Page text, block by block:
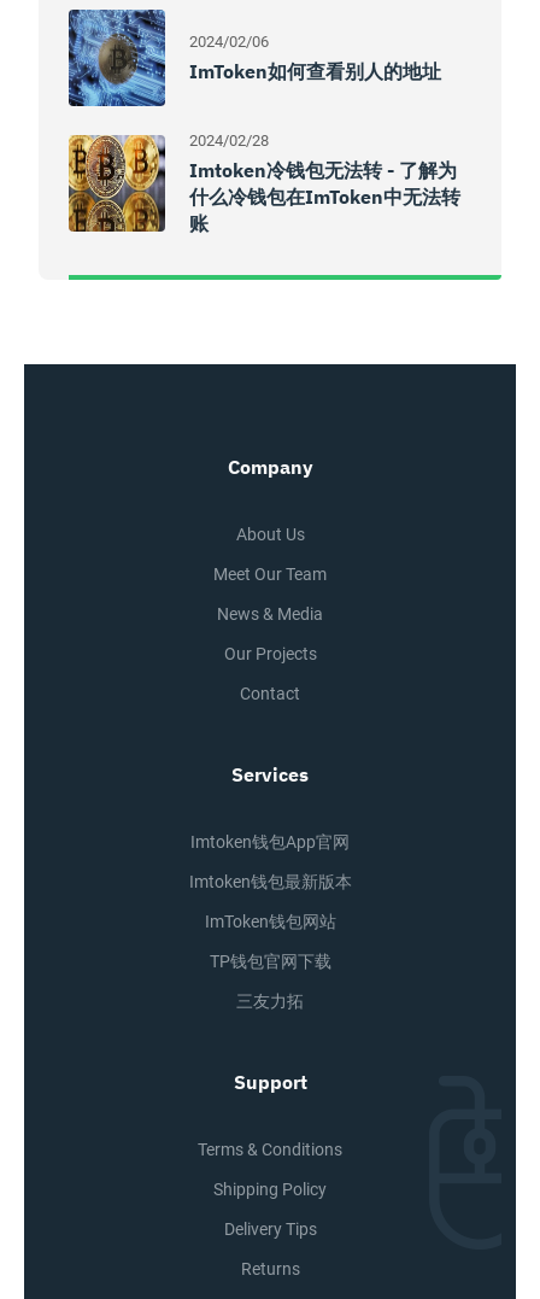
2024/02/06
ImToken如何查看别人的地址
2024/02/28
Imtoken冷钱包无法转 - 了解为
什么冷钱包在imToken中无法转
账
Company
About Us
Meet Our Team
News & Media
Our Projects
Contact
Services
Imtoken钱包app官网
Imtoken钱包最新版本
ImToken钱包网站
TP钱包官网下载
三友力拓
Support
Terms & Conditions
Shipping Policy
Delivery Tips
Returns